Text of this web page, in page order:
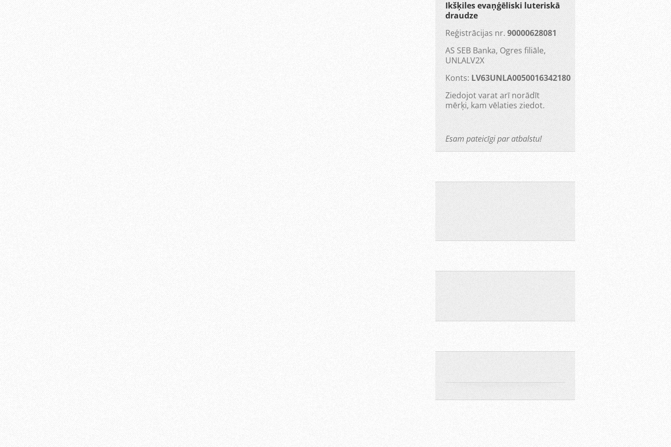
Ikšķiles evaņģēliski luteriskā
draudze
Reģistrācijas nr.90000628081
AS SEB Banka, Ogres filiāle,
UNLALV2X
Konts: LV63UNLA0050016342180
Ziedojot varat arī norādīt
mērķi, kam vēlaties ziedot.
Esam pateicīgi par atbalstu!